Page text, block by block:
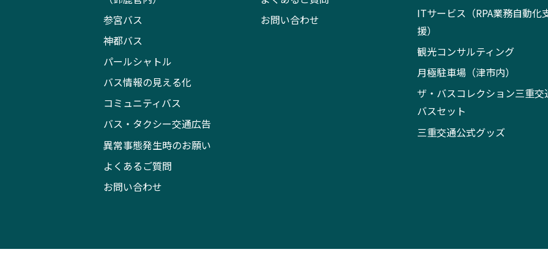
参宮バス
神都バス
パールシャトル
バス情報の見える化
コミュニティバス
バス・タクシー交通広告
異常事態発生時のお願い
よくあるご質問
お問い合わせ
お問い合わせ
ITサービス（RPA業務自動化
援）
観光コンサルティング
月極駐車場（津市内）
ザ・バスコレクション三重交
バスセット
三重交通公式グッズ